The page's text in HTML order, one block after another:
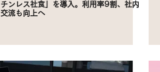
チンレス社食」を導入。利用率9割、社内
交流も向上へ